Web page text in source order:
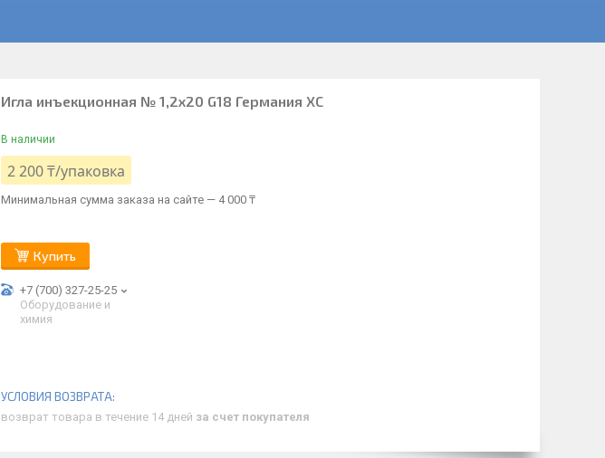
Игла инъекционная № 1,2х20 G18 Германия ХС
В наличии
2 200 ₸/упаковка
Минимальная сумма заказа на сайте — 4 000 ₸
Купить
+7 (700) 327-25-25
Оборудование и
химия
возврат товара в течение 14 дней за счет покупателя